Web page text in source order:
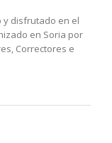
y disfrutado en el
en Soria por
Correctores e